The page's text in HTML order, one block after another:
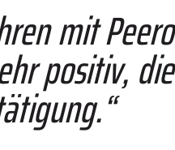
mit
positiv,